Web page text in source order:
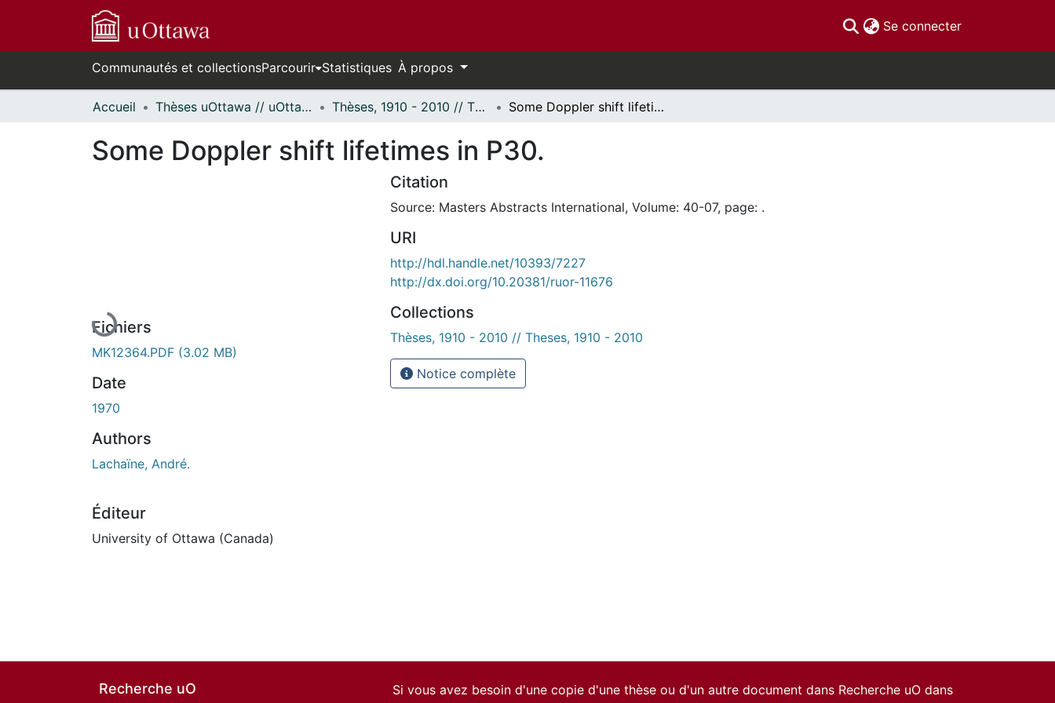
Se connecter(current)
Communautés et collectionsParcourir Statistiques À propos
Accueil Thèses uOttawa // uOttawa Theses Thèses, 1910 - 2010 // Theses, 1910 - 2010 Some Doppler shift lifetimes in P30.
Some Doppler shift lifetimes in P30.
En cours de chargement...
Fichiers
MK12364.PDF (3.02 MB)
Date
1970
Authors
Lachaïne, André.
Éditeur
University of Ottawa (Canada)
Citation
Source: Masters Abstracts International, Volume: 40-07, page: .
URI
http://hdl.handle.net/10393/7227
http://dx.doi.org/10.20381/ruor-11676
Collections
Thèses, 1910 - 2010 // Theses, 1910 - 2010
Notice complète
Recherche uO
Si vous avez besoin d'une copie d'une thèse ou d'un autre document dans Recherche uO dans